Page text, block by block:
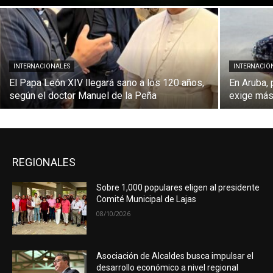
INTERNACIONALES
El Papa León XIV llegará sano a los 120 años,
según el doctor Manuel de la Peña
En
exige
REGIONALES
Sobre 1,000 populares eligen al presidente
Comité Municipal de Lajas
08/10/2026
Asociación de Alcaldes busca impulsar el
desarrollo económico a nivel regional